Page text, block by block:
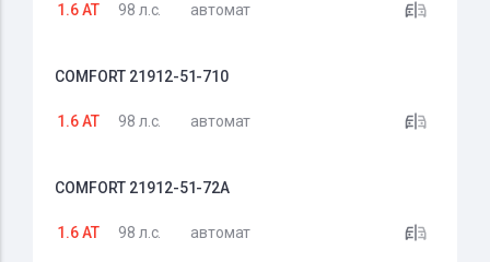
1.6 AT 98 л.с. автомат
COMFORT 21912-51-710
1.6 AT 98 л.с. автомат
COMFORT 21912-51-72A
1.6 AT 98 л.с. автомат